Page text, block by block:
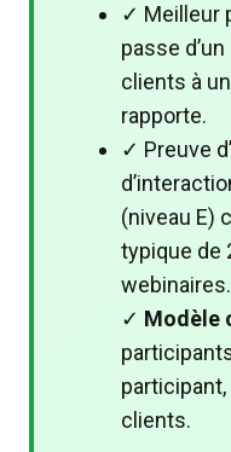
✓ Meilleur
passe
clients à
rapporte.
✓ Preuve
(niveau E)
typique de
webinaires.
✓ Modèle
clients.